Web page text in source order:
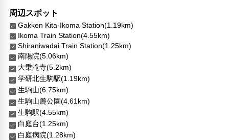
周辺スポット
Gakken Kita-Ikoma Station(1.19km)
Ikoma Train Station(4.55km)
Shiraniwadai Train Station(1.25km)
南陽院(5.06km)
大乗滝寺(5.2km)
学研北生駒駅(1.19km)
生駒山(6.75km)
生駒山麓公園(4.61km)
生駒駅(4.55km)
白庭台(1.25km)
白庭病院(1.28km)